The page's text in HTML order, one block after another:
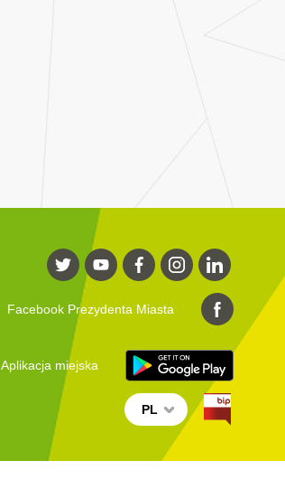
Facebook Prezydenta Miasta
Aplikacja miejska
PL